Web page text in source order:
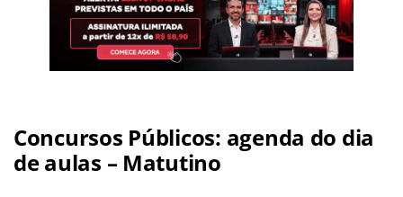
Concursos Públicos: agenda do dia
de aulas – Matutino